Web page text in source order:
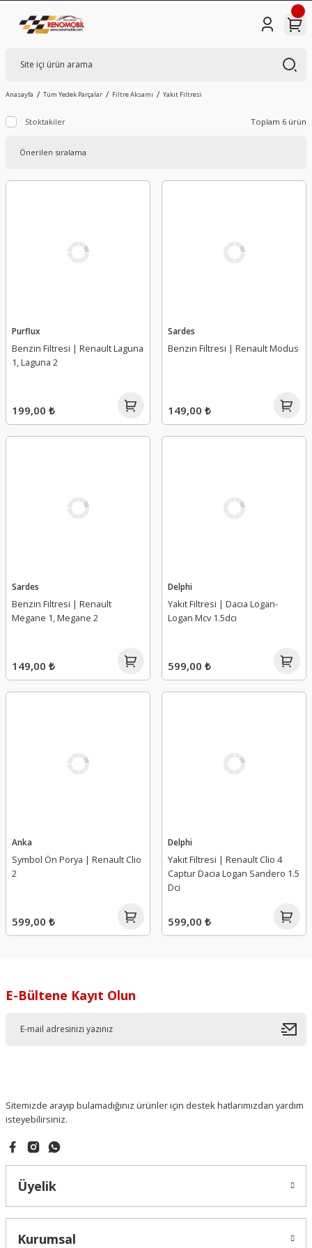
Anasayfa Tüm Yedek Parçalar Filtre Aksamı Yakıt Filtresi
Stoktakiler Toplam 6 ürün
Purflux
Benzin Filtresi | Renault Laguna
1, Laguna 2
199,00 ₺
Sardes
Benzin Filtresi | Renault Modus
149,00 ₺
Sardes
Benzin Filtresi | Renault
Megane 1, Megane 2
149,00 ₺
Delphi
Yakıt Filtresi | Dacıa Logan-
Logan Mcv 1.5dcı
599,00 ₺
Anka
Symbol Ön Porya | Renault Clio
2
599,00 ₺
Delphi
Yakıt Filtresi | Renault Clio 4
Captur Dacia Logan Sandero 1.5
Dci
599,00 ₺
E-Bültene Kayıt Olun
Sitemizde arayıp bulamadığınız ürünler için destek hatlarımızdan yardım
isteyebilirsiniz.
Üyelik
Kurumsal